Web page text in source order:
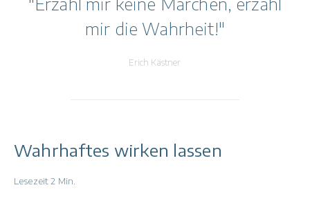
mir die Wahrheit!"
Erich Kästner
Wahrhaftes wirken lassen
Lesezeit 2 Min.